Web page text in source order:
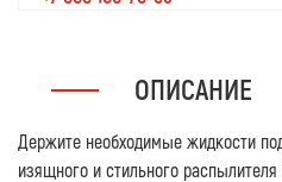
ОПИСАНИЕ
Держите необходимые жидкости
изящного и стильного